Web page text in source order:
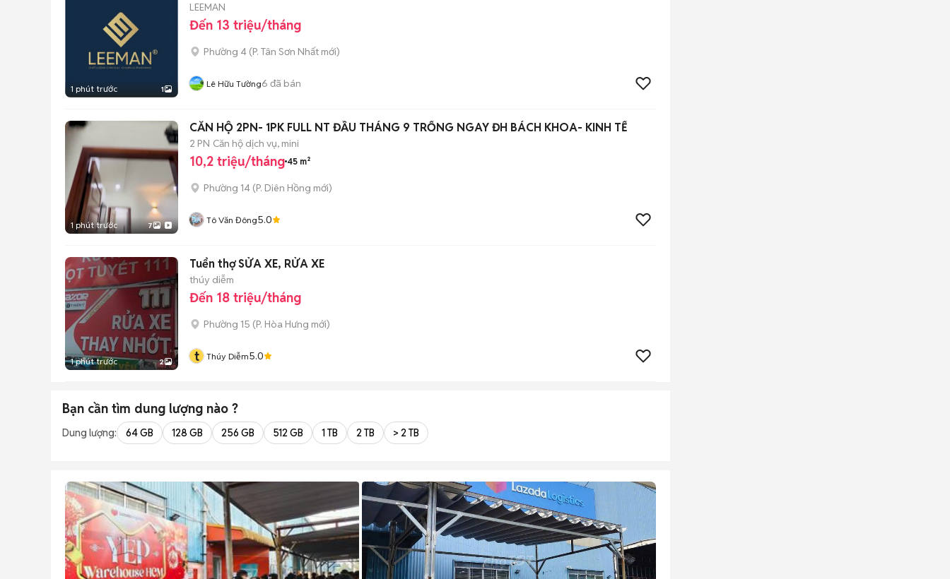
1 phút trước 1
LEEMAN
Đến 13 triệu/tháng
Phường 4 (P. Tân Sơn Nhất mới)
Lê Hữu Tường6 đã bán
1 phút trước 7
CĂN HỘ 2PN- 1PK FULL NT ĐẦU THÁNG 9 TRỐNG NGAY ĐH BÁCH KHOA- KINH TẾ
2 PN Căn hộ dịch vụ, mini
10,2 triệu/tháng 45 m²
Phường 14 (P. Diên Hồng mới)
Tô Văn Đông5.0
1 phút trước 2
Tuển thợ SỬA XE, RỬA XE
thúy diễm
Đến 18 triệu/tháng
Phường 15 (P. Hòa Hưng mới)
t Thúy Diễm5.0
Bạn cần tìm dung lượng nào ?
Dung lượng: 64 GB 128 GB 256 GB 512 GB 1 TB 2 TB > 2 TB